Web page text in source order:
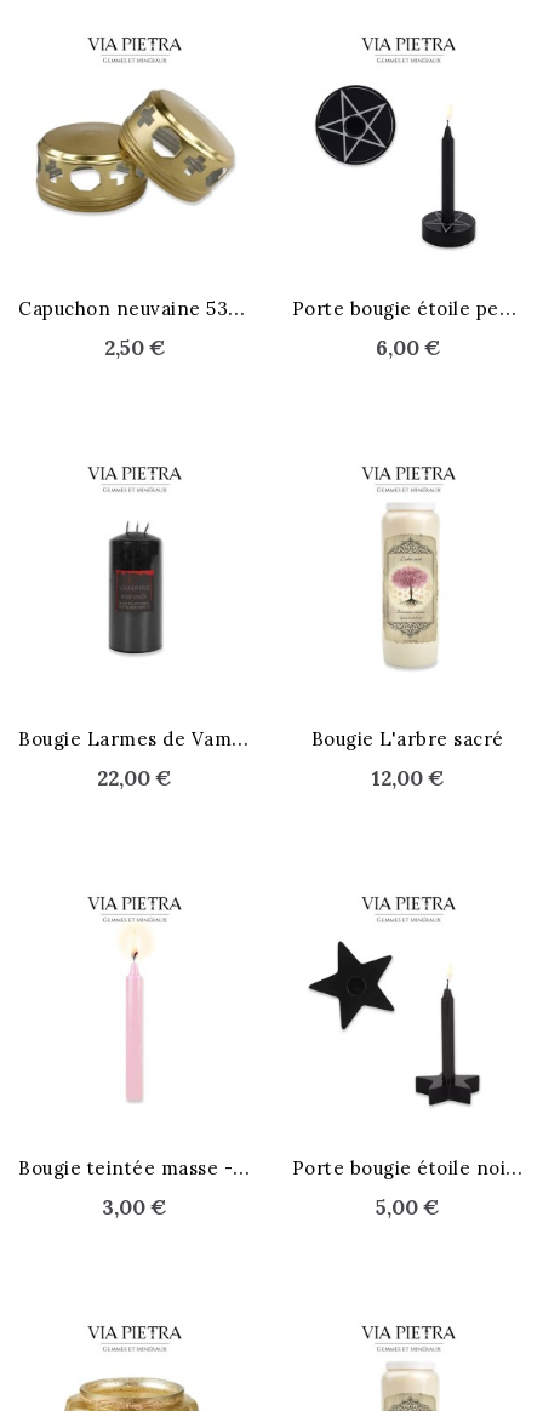
C
apuchon neuvaine 53 mm
2,50 €
P
orte bougie étoile pentacle
6,00 €
B
ougie Larmes de Vampire - XL
22,00 €
Bougie L'arbre sacré
12,00 €
B
ougie teintée masse - rose
3,00 €
P
orte bougie étoile noire
5,00 €